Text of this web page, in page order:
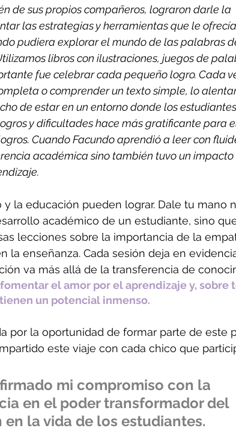
de sus propios compañeros, lograron darle la
las estrategias y herramientas que le
pudiera explorar el mundo de las palabras
libros con ilustraciones, juegos de
fue celebrar cada pequeño logro. Cada
o comprender un texto simple, lo
de estar en un entorno donde los
y dificultades hace más gratificante para
Cuando Facundo aprendió a leer con
académica sino también tuvo un impacto
la educación pueden lograr. Dale tu mano
académico de un estudiante, sino
lecciones sobre la importancia de la
la enseñanza. Cada sesión deja en
va más allá de la transferencia de
el amor por el aprendizaje y, sobre
un potencial inmenso.
por la oportunidad de formar parte de este
este viaje con cada chico que
mi compromiso con la
en el poder transformador del
la vida de los estudiantes.